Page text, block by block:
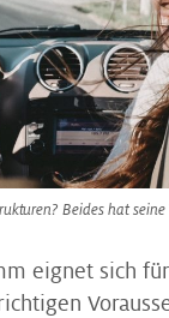
Beides hat seine
eignet sich